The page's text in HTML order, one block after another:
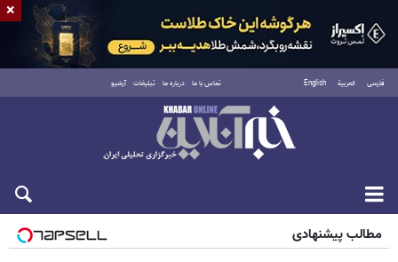
فارسی العربية English تماس با ما درباره ما تبلیغات آرشیو
پنجشنبه ۱۵ مرداد ۱۴۰۵
مطالب پیشنهادی
×